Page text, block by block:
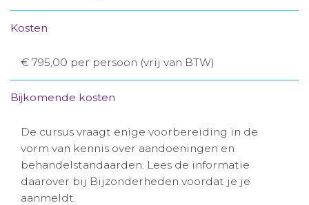
Kosten
€ 795,00 per persoon (vrij van BTW)
Bijkomende kosten
De cursus vraagt enige voorbereiding in de
vorm van kennis over aandoeningen en
behandelstandaarden. Lees de informatie
daarover bij Bijzonderheden voordat je je
aanmeldt.